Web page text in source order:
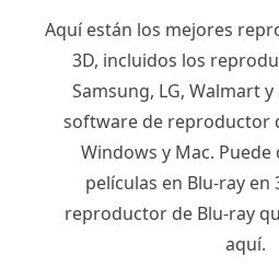
Aquí están los mejores
3D, incluidos los
Samsung, LG, Walmart
software de reproductor
Windows y Mac.
películas en Blu-ray en
reproductor de Blu-ray
aquí.